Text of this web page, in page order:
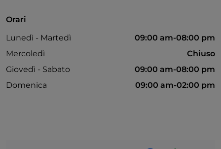
Wi-Fi
Visa
Orari
Lunedì - Martedì
09:00 am-08:00 pm
Mercoledì
Chiuso
Giovedì - Sabato
09:00 am-08:00 pm
Domenica
09:00 am-02:00 pm